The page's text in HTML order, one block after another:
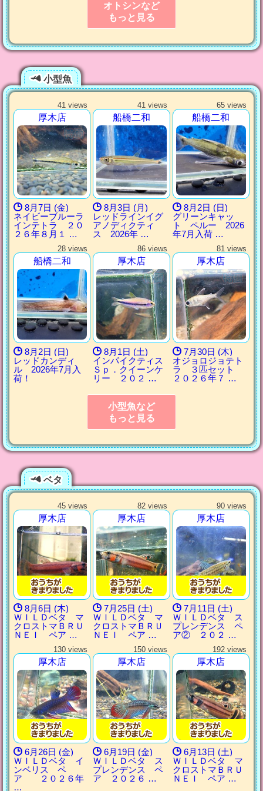
オトシンなど
もっと見る
小型魚
41 views
厚木店
8月7日 (金)
ネイビーブルーラ
インテトラ ２０
２６年８月１ …
41 views
船橋二和
8月3日 (月)
レッドラインイグ
アノディクティ
ス 2026年 …
65 views
船橋二和
8月2日 (日)
グリーンキャッ
ト ペルー 2026
年7月入荷 …
28 views
船橋二和
8月2日 (日)
レッドカンディ
ル 2026年7月入
荷！
86 views
厚木店
8月1日 (土)
インパイクティス
Ｓｐ．クイーンケ
リー ２０２ …
81 views
厚木店
7月30日 (木)
オジョロジョテト
ラ ３匹セット
２０２６年７ …
小型魚など
もっと見る
ベタ
45 views
厚木店
8月6日 (木)
ＷＩＬＤベタ マ
クロストマＢＲＵ
ＮＥＩ ペア …
82 views
厚木店
7月25日 (土)
ＷＩＬＤベタ マ
クロストマＢＲＵ
ＮＥＩ ペア …
90 views
厚木店
7月11日 (土)
ＷＩＬＤベタ ス
プレンデンス ペ
ア② ２０２ …
130 views
厚木店
6月26日 (金)
ＷＩＬＤベタ イ
ンベリス ペ
ア ２０２６年
…
150 views
厚木店
6月19日 (金)
ＷＩＬＤベタ ス
プレンデンス ペ
ア ２０２６ …
192 views
厚木店
6月13日 (土)
ＷＩＬＤベタ マ
クロストマＢＲＵ
ＮＥＩ ペア …